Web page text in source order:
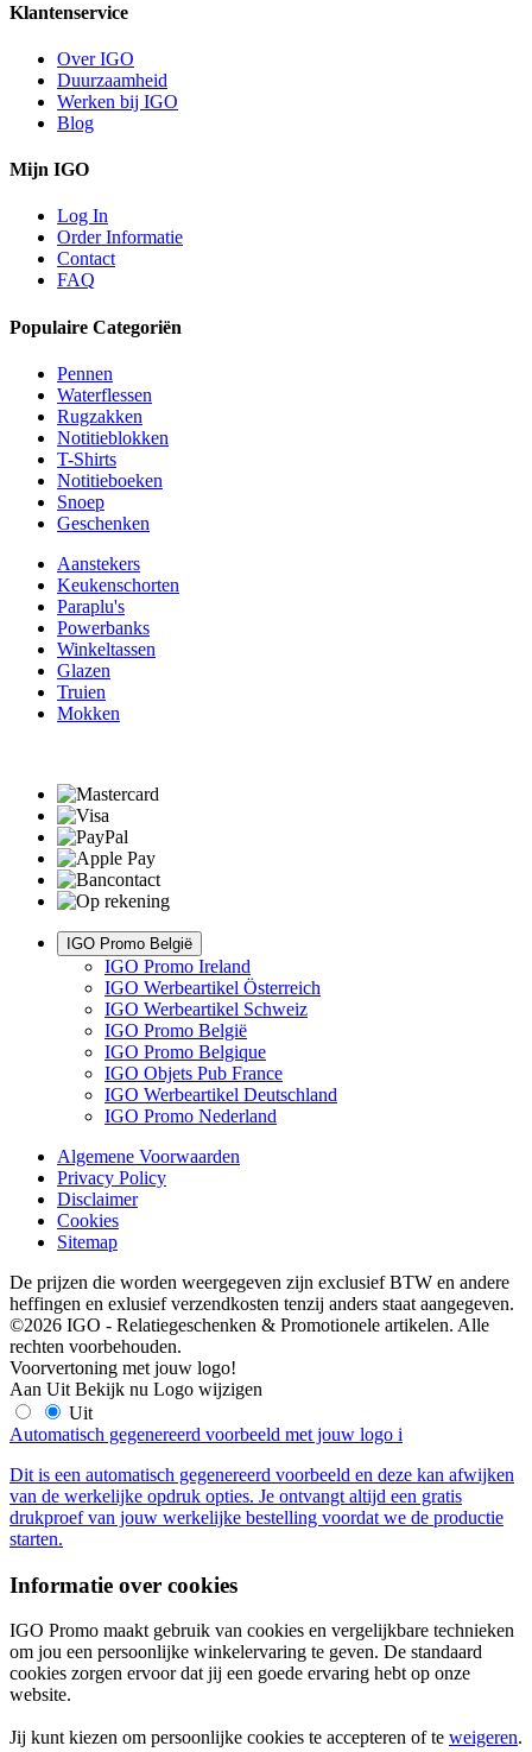
Klantenservice
Over IGO
Duurzaamheid
Werken bij IGO
Blog
Mijn IGO
Log In
Order Informatie
Contact
FAQ
Populaire Categoriën
Pennen
Waterflessen
Rugzakken
Notitieblokken
T-Shirts
Notitieboeken
Snoep
Geschenken
Aanstekers
Keukenschorten
Paraplu's
Powerbanks
Winkeltassen
Glazen
Truien
Mokken
IGO Promo België
IGO Promo Ireland
IGO Werbeartikel Österreich
IGO Werbeartikel Schweiz
IGO Promo België
IGO Promo Belgique
IGO Objets Pub France
IGO Werbeartikel Deutschland
IGO Promo Nederland
Algemene Voorwaarden
Privacy Policy
Disclaimer
Cookies
Sitemap
De prijzen die worden weergegeven zijn exclusief BTW en andere
heffingen en exlusief verzendkosten tenzij anders staat aangegeven.
©2026 IGO - Relatiegeschenken & Promotionele artikelen. Alle
rechten voorbehouden.
Voorvertoning met jouw logo!
Aan Uit Bekijk nu Logo wijzigen
Uit
Automatisch gegenereerd voorbeeld met jouw logo i
Dit is een automatisch gegenereerd voorbeeld en deze kan afwijken
van de werkelijke opdruk opties. Je ontvangt altijd een gratis
drukproef van jouw werkelijke bestelling voordat we de productie
starten.
Informatie over cookies
IGO Promo maakt gebruik van cookies en vergelijkbare technieken
om jou een persoonlijke winkelervaring te geven. De standaard
cookies zorgen ervoor dat jij een goede ervaring hebt op onze
website.
Jij kunt kiezen om persoonlijke cookies te accepteren of te weigeren.